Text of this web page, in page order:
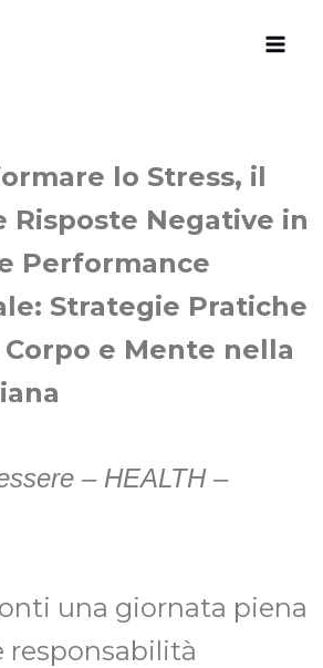
lo Stress, il
Risposte Negative in
Performance
Strategie Pratiche
e Mente nella
– HEALTH –
una giornata piena
responsabilità